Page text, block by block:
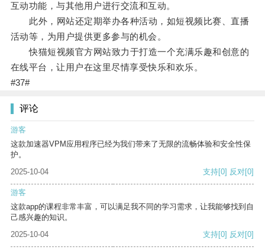
互动功能，与其他用户进行交流和互动。
此外，网站还定期举办各种活动，如短视频比赛、直播
活动等，为用户提供更多参与的机会。
快猫短视频官方网站致力于打造一个充满乐趣和创意的
在线平台，让用户在这里尽情享受快乐和欢乐。
#37#
评论
游客
这款加速器VPM应用程序已经为我们带来了无限的流畅体验和安全性保
护。
2025-10-04
支持[0] 反对[0]
游客
这款app的课程非常丰富，可以满足我不同的学习需求，让我能够找到自
己感兴趣的知识。
2025-10-04
支持[0] 反对[0]